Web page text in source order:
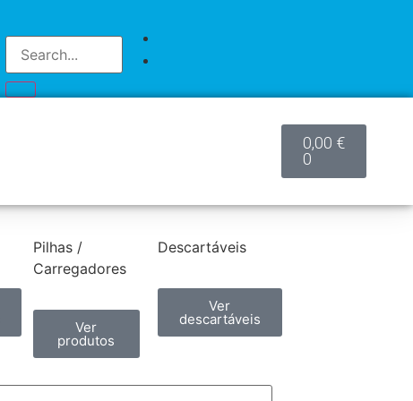
Pilhas /
Carregadores
Ver
produtos
Descartáveis
Ver
descartáveis
0,00 €
0